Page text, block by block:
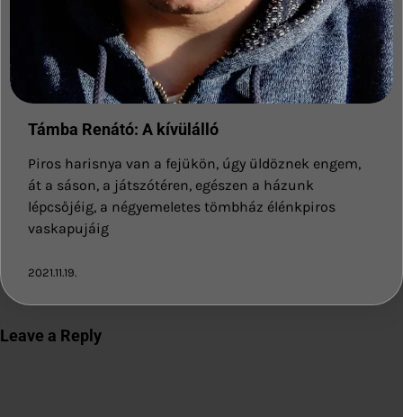
Támba Renátó: A kívülálló
Piros harisnya van a fejükön, úgy üldöznek engem,
át a sáson, a játszótéren, egészen a házunk
lépcsőjéig, a négyemeletes tömbház élénkpiros
vaskapujáig
2021.11.19.
Leave a Reply